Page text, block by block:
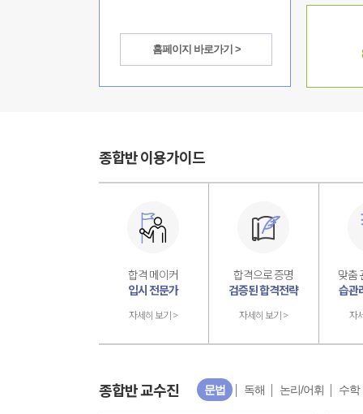
홈페이지 바로가기 >
종합반 이용가이드
합격 메이커
입시 전문가
자세히 보기 >
합격으로 증명
검증된 합격전략
자세히 보기 >
맞춤
습관
자
종합반 교수진 문법 독해 논리/어휘 수학